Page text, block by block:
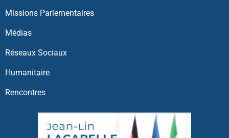
Missions Parlementaires
Médias
Réseaux Sociaux
Humanitaire
Rencontres